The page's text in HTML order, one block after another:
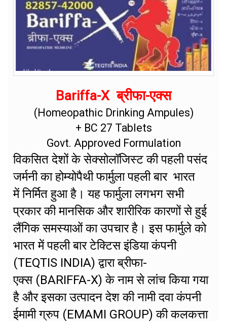
Bariffa-X ब्रीफा-एक्स
(Homeopathic Drinking Ampules)
+ BC 27 Tablets
Govt. Approved Formulation
विकसित देशों के सेक्सोलॉजिस्ट की पहली पसंद
जर्मनी का होम्योपैथी फार्मुला पहली बार भारत
में निर्मित हुआ है। यह फार्मुला लगभग सभी
प्रकार की मानसिक और शारीरिक कारणों से हुई
लैंगिक समस्याओं का उपचार है। इस फार्मुले को
भारत में पहली बार टेक्टिस इंडिया कंपनी
(TEQTIS INDIA) द्वारा ब्रीफा-
एक्स (BARIFFA-X) के नाम से लांच किया गया
है और इसका उत्पादन देश की नामी दवा कंपनी
ईमामी ग्रुप (EMAMI GROUP) की कलकत्ता